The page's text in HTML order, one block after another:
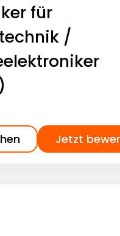
für
/
Jetzt